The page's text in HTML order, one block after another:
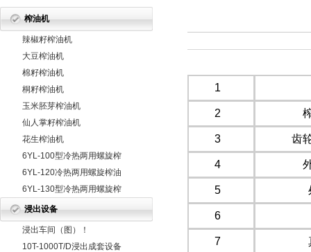
榨油机
辣椒籽榨油机
大豆榨油机
棉籽榨油机
桐籽榨油机
玉米胚芽榨油机
仙人掌籽榨油机
花生榨油机
6YL-100型冷热两用螺旋榨
6YL-120冷热两用螺旋榨油
6YL-130型冷热两用螺旋榨
油机
浸出设备
浸出车间（图）！
10T-1000T/D浸出成套设备
1
2
3 齿
4
5
6
7